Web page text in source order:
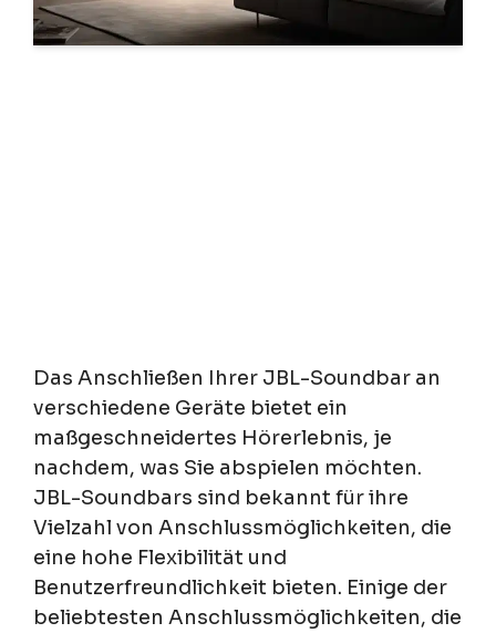
Das Anschließen Ihrer JBL-Soundbar an
verschiedene Geräte bietet ein
maßgeschneidertes Hörerlebnis, je
nachdem, was Sie abspielen möchten.
JBL-Soundbars sind bekannt für ihre
Vielzahl von Anschlussmöglichkeiten, die
eine hohe Flexibilität und
Benutzerfreundlichkeit bieten. Einige der
beliebtesten Anschlussmöglichkeiten, die